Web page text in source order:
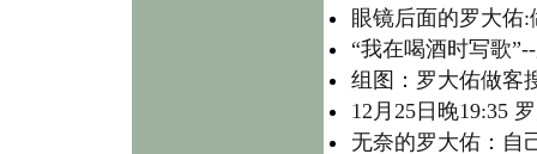
眼镜后面的罗大佑
“我在喝酒时写歌
组图：罗大佑做客
12月25日晚19:35
无奈的罗大佑：自